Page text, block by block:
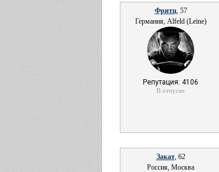
Фритц, 57
Германия, Alfeld (Leine)
Репутация: 4106
В отпуске
Закат, 62
Россия, Москва